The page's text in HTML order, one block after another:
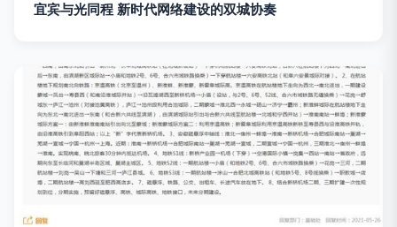
宜宾与光同程 新时代网络建设的双城协奏